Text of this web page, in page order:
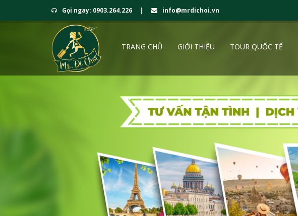
Gọi ngay: 0903.264.226 | info@mrdichoi.vn
TRANG CHỦ GIỚI THIỆU TOUR QUỐC TẾ